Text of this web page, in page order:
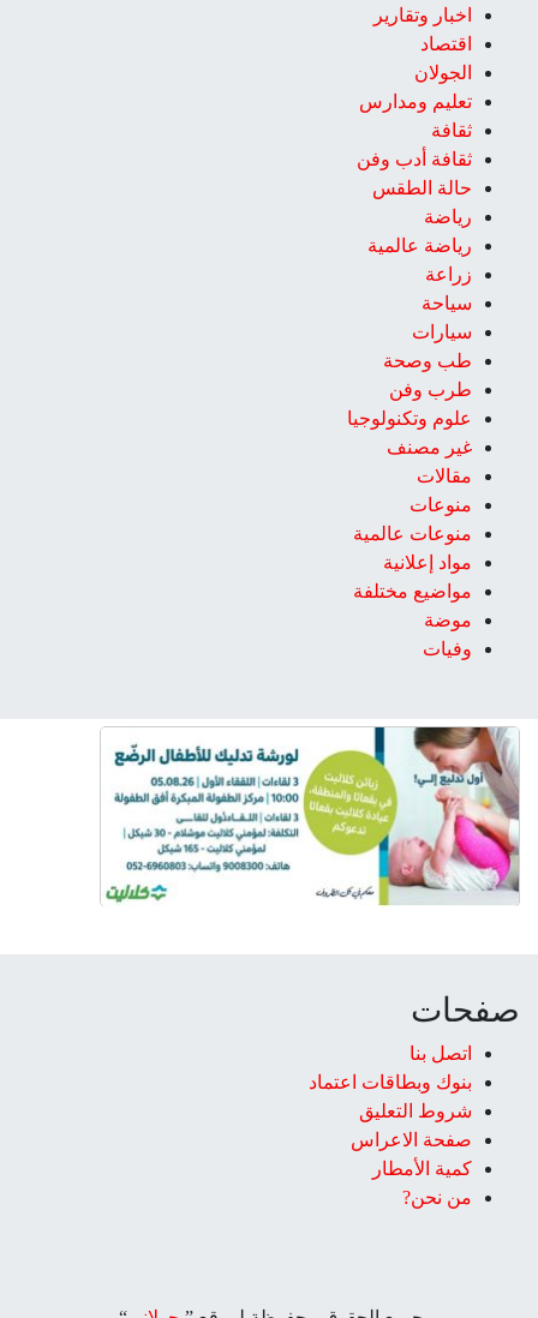
اخبار وتقارير
اقتصاد
الجولان
تعليم ومدارس
ثقافة
ثقافة أدب وفن
حالة الطقس
رياضة
رياضة عالمية
زراعة
سياحة
سيارات
طب وصحة
طرب وفن
علوم وتكنولوجيا
غير مصنف
مقالات
منوعات
منوعات عالمية
مواد إعلانية
مواضيع مختلفة
موضة
وفيات
صفحات
اتصل بنا
بنوك وبطاقات اعتماد
شروط التعليق‎
صفحة الاعراس
كمية الأمطار
من نحن?